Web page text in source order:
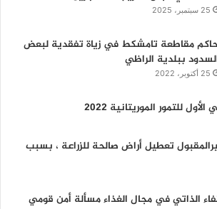
25 سبتمبر، 2025
مقاطعة تامشكط في زياة تفقدية لبعض
ببلدية الراظي
25 أكتوبر، 2022
للتمور الموريتانية 2022
تعطيل أراض صالحة للزراعة ، بسبب
الذاتي في مجال الغذاء مسألة أمن قومي